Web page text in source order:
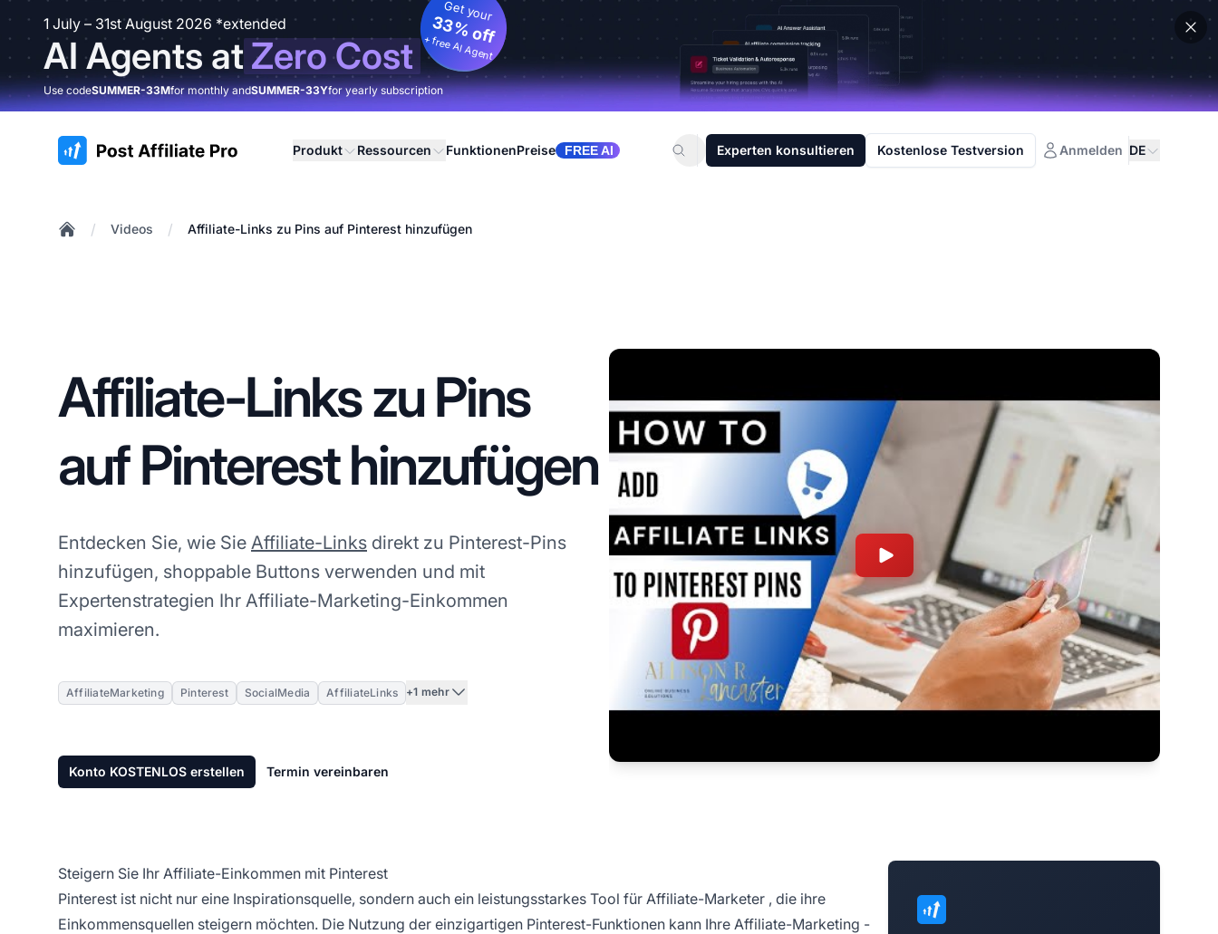
1 July – 31st August 2026 *extended
AI Agents atZero Cost
Get your
33% off
+ free AI Agent
Use codeSUMMER-33Mfor monthly andSUMMER-33Yfor yearly subscription
:site.title Produkt Ressourcen FunktionenPreise FREE AI Experten konsultieren Kostenlose Testversion Anmelden DE
/ Videos / Affiliate-Links zu Pins auf Pinterest hinzufügen
Affiliate-Links zu Pins
auf Pinterest hinzufügen
Entdecken Sie, wie Sie Affiliate-Links direkt zu Pinterest-Pins
hinzufügen, shoppable Buttons verwenden und mit
Expertenstrategien Ihr Affiliate-Marketing-Einkommen
maximieren.
AffiliateMarketing Pinterest SocialMedia AffiliateLinks +1 mehr
Konto KOSTENLOS erstellen Termin vereinbaren
Steigern Sie Ihr Affiliate-Einkommen mit Pinterest
Pinterest ist nicht nur eine Inspirationsquelle, sondern auch ein leistungsstarkes Tool für Affiliate-Marketer , die ihre
Einkommensquellen steigern möchten. Die Nutzung der einzigartigen Pinterest-Funktionen kann Ihre Affiliate-Marketing -